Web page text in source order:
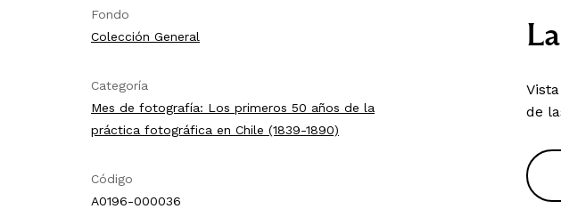
Fondo
Colección General
Categoría
Mes de fotografía: Los primeros 50 años de la
práctica fotográfica en Chile (1839-1890)
Código
A0196-000036
de